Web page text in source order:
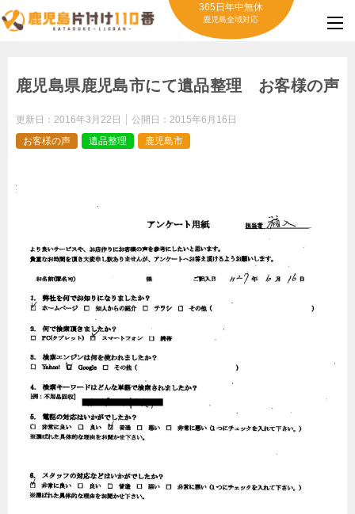
365日年中無休
鹿児島全域対応
鹿児島県鹿児島市にて遺品整理 お客様の声
更新日： 2016年3月22日 公開日： 2015年6月16日
お客様の声
遺品整理 鹿児島市